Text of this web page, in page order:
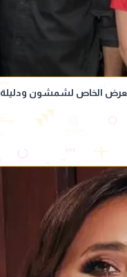
الخاص لشمشون ودليلة